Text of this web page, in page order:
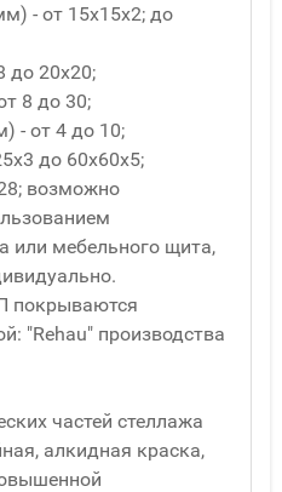
- от 15x15x2; до
до 20x20;
8 до 30;
- от 4 до 10;
до 60x60x5;
возможно
или мебельного щита,
покрываются
"Rehau" производства
частей стеллажа
алкидная краска,